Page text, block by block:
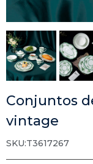
Conjuntos
vintage
SKU:T3617267